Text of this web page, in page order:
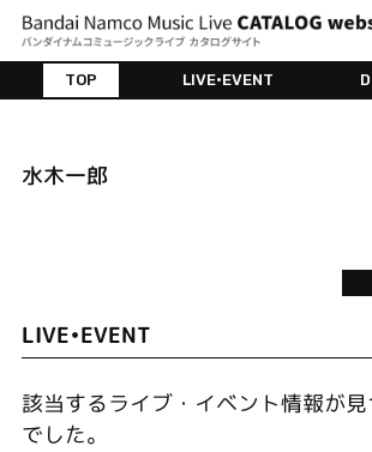
TOP LIVE•EVENT
水木一郎
LIVE•EVENT
該当するライブ・イベント情報が
でした。